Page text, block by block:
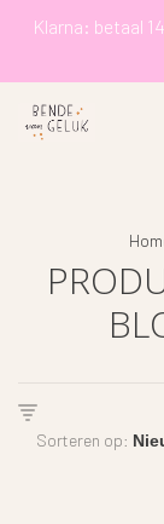
Klarna: betaal
Sorteren op: